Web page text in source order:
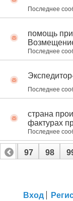
Последнее
помощь
Последнее
Последнее
страна
фактурах
Последнее
96 97 98
Вход